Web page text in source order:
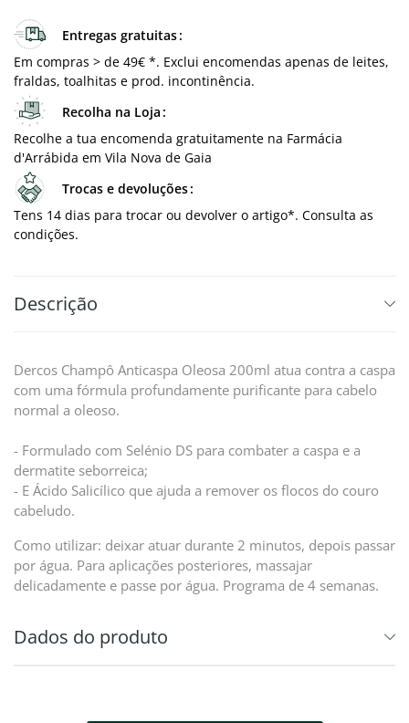
Entregas gratuitas
Em compras > de 49€ *. Exclui encomendas apenas de leites,
fraldas, toalhitas e prod. incontinência.
Recolha na Loja
Recolhe a tua encomenda gratuitamente na Farmácia
d'Arrábida em Vila Nova de Gaia
Trocas e devoluções
Tens 14 dias para trocar ou devolver o artigo*. Consulta as
condições.
Descrição
Dercos Champô Anticaspa Oleosa 200ml atua contra a caspa
com uma fórmula profundamente purificante para cabelo
normal a oleoso.
- Formulado com Selénio DS para combater a caspa e a
dermatite seborreica;
- E Ácido Salicílico que ajuda a remover os flocos do couro
cabeludo.
Como utilizar: deixar atuar durante 2 minutos, depois passar
por água. Para aplicações posteriores, massajar
delicadamente e passe por água. Programa de 4 semanas.
Dados do produto